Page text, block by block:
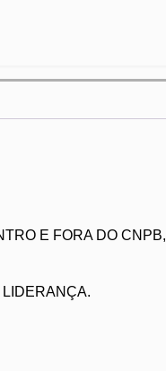
E FORA DO CNPB,